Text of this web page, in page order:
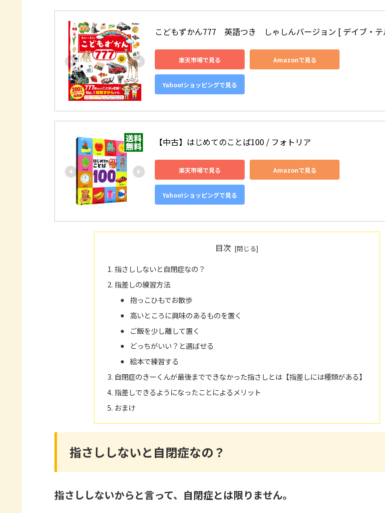
こどもずかん777　英語つき　しゃしんバージョン [ デイブ・
楽天市場で見る Amazonで見る
Yahoo!ショッピングで見る
【中古】はじめてのことば100 / フォトリア
楽天市場で見る Amazonで見る
Yahoo!ショッピングで見る
目次
指さししないと自閉症なの？
指差しの練習方法
抱っこひもでお散歩
高いところに興味のあるものを置く
ご飯を少し離して置く
どっちがいい？と選ばせる
絵本で練習する
自閉症のきーくんが最後までできなかった指さしとは【指差しには種類がある】
指差しできるようになったことによるメリット
おまけ
指さししないと自閉症なの？
指さししないからと言って、自閉症とは限りません。